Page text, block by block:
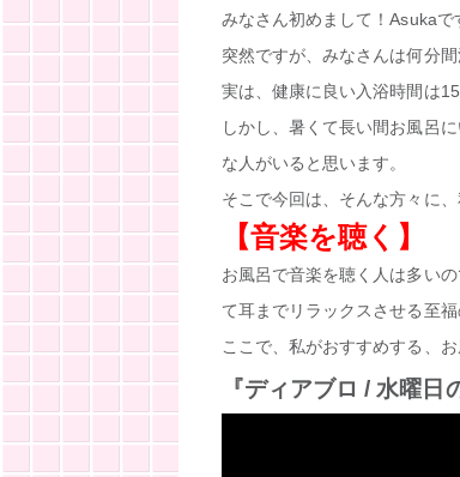
みなさん初めまして！Asukaで
突然ですが、みなさんは何分
実は、健康に良い入浴時間は
しかし、暑くて長い間お風呂
な人がいると思います。
そこで今回は、そんな方々に
【音楽を聴く】
お風呂で音楽を聴く人は多い
て耳までリラックスさせる至福
ここで、私がおすすめする、
『ディアブロ / 水曜日